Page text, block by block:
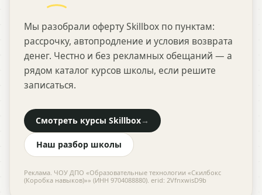
Мы разобрали оферту Skillbox по пунктам:
рассрочку, автопродление и условия возврата
денег. Честно и без рекламных обещаний — а
рядом каталог курсов школы, если решите
записаться.
Смотреть курсы Skillbox→
Наш разбор школы
Реклама. ЧОУ ДПО «Образовательные технологии «Скилбокс
(Коробка навыков)»» (ИНН 9704088880). erid: 2VfnxwisD9b